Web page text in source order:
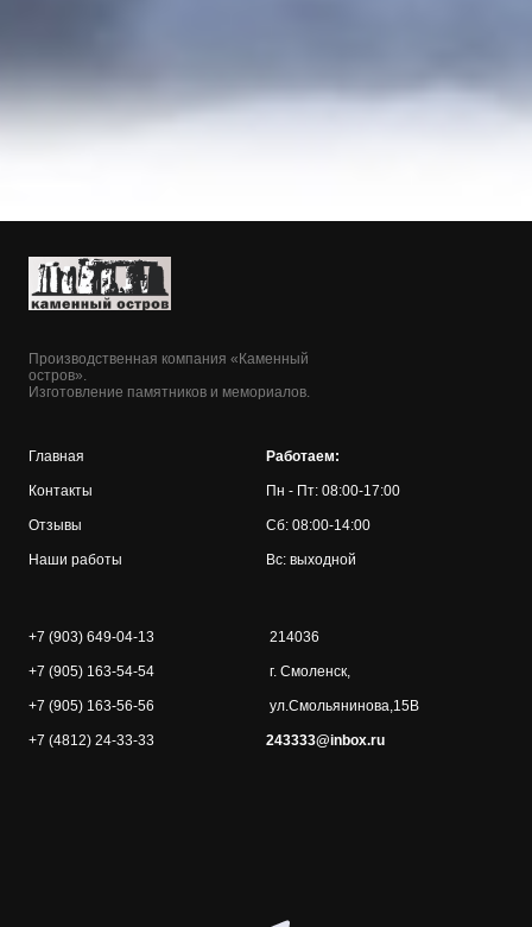
Производственная компания «Каменный
остров».
Изготовление памятников и мемориалов.
Главная
Контакты
Отзывы
Наши работы
Работаем:
Пн - Пт: 08:00-17:00
Сб: 08:00-14:00
Вс: выходной
+7 (903) 649-04-13
+7 (905) 163-54-54
+7 (905) 163-56-56
+7 (4812) 24-33-33
214036
г. Смоленск,
ул.Смольянинова,15В
243333@inbox.ru